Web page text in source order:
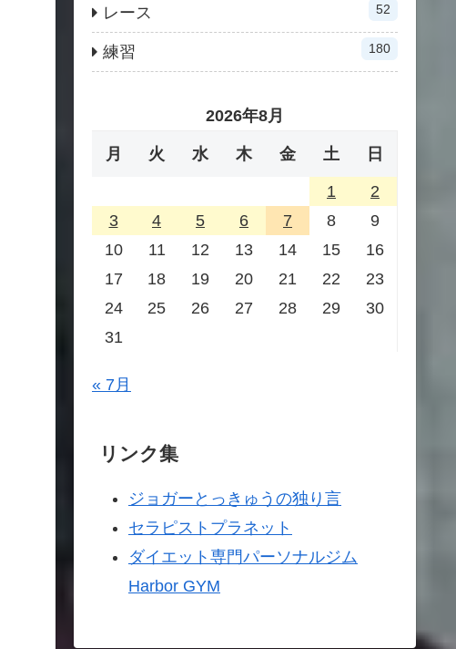
レース 52
練習 180
2026年8月
月 火 水 木 金 土 日
1
2
3
4 5 6 7 8
9
10
11 12 13 14 15
16
17
18 19 20 21 22
23
24
25 26 27 28 29
30
31
« 7月
リンク集
ジョガーとっきゅうの独り言
セラピストプラネット
ダイエット専門パーソナルジム
Harbor GYM